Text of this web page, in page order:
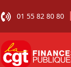
01 55 82 80 80